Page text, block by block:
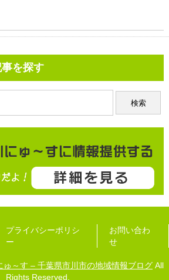
を探す
プライバシーポリシ
ー
お問い合わ
せ
ゅ～す – 千葉県市川市の地域情報ブログ All
Rights Reserved.